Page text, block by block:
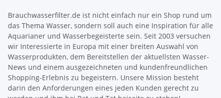
Brauchwasserfilter.de ist nicht einfach nur ein Shop rund um
das Thema Wasser, sondern soll auch eine Inspiration für alle
Aquarianer und Wasserbegeisterte sein. Seit 2003 versuchen
wir Interessierte in Europa mit einer breiten Auswahl von
Wasserprodukten, dem Bereitstellen der aktuellsten Wasser-
News und einem ausgezeichneten und kundenfreundlichen
Shopping-Erlebnis zu begeistern. Unsere Mission besteht
darin den Anforderungen eines jeden Kunden gerecht zu